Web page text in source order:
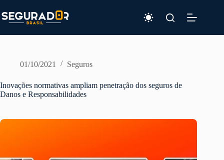
para
o
01/10/2021 Seguros
Inovações normativas ampliam penetração dos seguros de
Danos e Responsabilidades